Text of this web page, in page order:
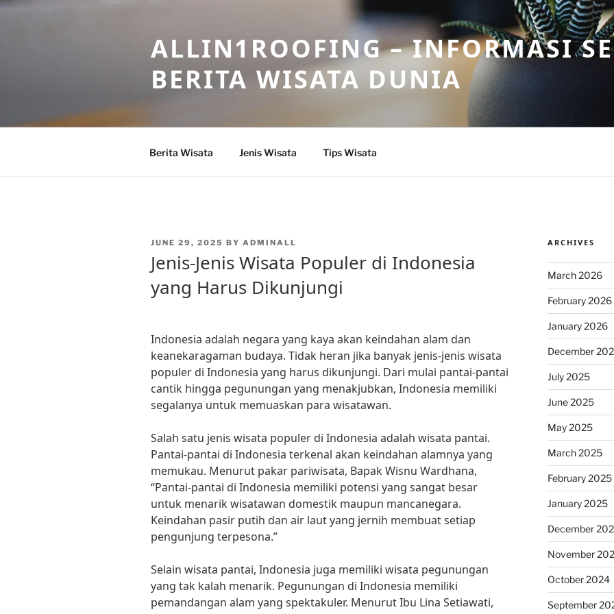
Skip
ALLIN1ROOFING – INFORMASI
BERITA WISATA DUNIA
Berita Wisata Jenis Wisata Tips Wisata
POSTED
JUNE 29, 2025 BY ADMINALL
Jenis-Jenis Wisata Populer di Indonesia
yang Harus Dikunjungi
Indonesia adalah negara yang kaya akan keindahan alam dan
keanekaragaman budaya. Tidak heran jika banyak jenis-jenis wisata
populer di Indonesia yang harus dikunjungi. Dari mulai pantai-pantai
cantik hingga pegunungan yang menakjubkan, Indonesia memiliki
segalanya untuk memuaskan para wisatawan.
Salah satu jenis wisata populer di Indonesia adalah wisata pantai.
Pantai-pantai di Indonesia terkenal akan keindahan alamnya yang
memukau. Menurut pakar pariwisata, Bapak Wisnu Wardhana,
“Pantai-pantai di Indonesia memiliki potensi yang sangat besar
untuk menarik wisatawan domestik maupun mancanegara.
Keindahan pasir putih dan air laut yang jernih membuat setiap
pengunjung terpesona.”
Selain wisata pantai, Indonesia juga memiliki wisata pegunungan
yang tak kalah menarik. Pegunungan di Indonesia memiliki
pemandangan alam yang spektakuler. Menurut Ibu Lina Setiawati,
ARCHIVES
March 2026
February 2026
January 2026
December
July 2025
June 2025
May 2025
March 2025
February 2025
January 2025
December
November
October 2024
September